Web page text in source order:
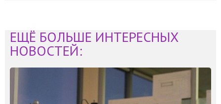
ЕЩЁ БОЛЬШЕ ИНТЕРЕСНЫХ
НОВОСТЕЙ: